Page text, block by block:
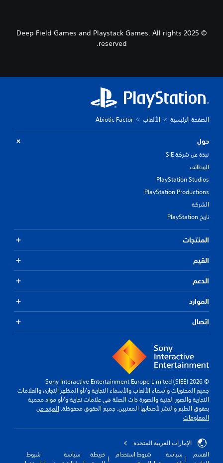
© 2025 Deep Field Games and Playstack Games. All rights
reserved.
الصفحة الرئيسية الألعاب Abiotic Factor
حول
نبذة عن شركة SIE
الوظائف
PlayStation Studios
PlayStation Productions
الشركة
تاريخ PlayStation
المنتجات
القيم
الدعم
الموارد
اتصال
© 2026 Sony Interactive Entertainment Europe Limited (SIEE)
جميع المحتويات وأسماء الألعاب والأسماء التجارية و/أو المظهر التجاري والعلامات
التجارية والصور الفنية والصورة ذات الصلة هي علامات تجارية و/أو مواد محمية
بحقوق الطبع والنشر لأصحابها المعنيين. جميع الحقوق محفوظة. المزيد من
المعلومات
الإمارات العربية المتحدة
القسم
سياسة
شروط استخدام
خريطة
سياسة
شروط